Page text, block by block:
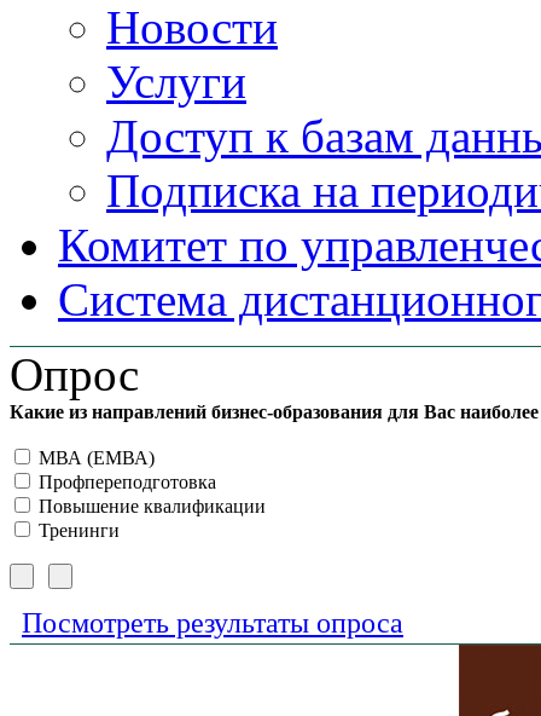
Новости
Услуги
Доступ к базам
Подписка на
Комитет по
Система
Опрос
Какие из направлений бизнес-образования для Вас
МВА (ЕМВА)
Профпереподготовка
Повышение квалификации
Тренинги
Посмотреть результаты опроса